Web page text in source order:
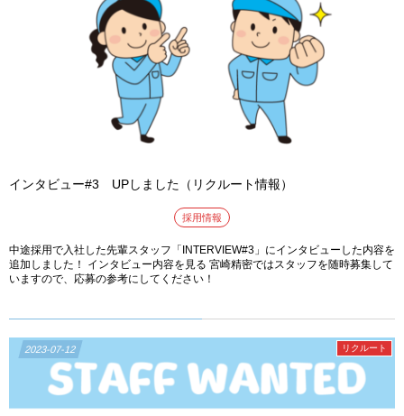
インタビュー#3 UPしました（リクルート情報）
採用情報
中途採用で入社した先輩スタッフ「INTERVIEW#3」にインタビューした内容を
追加しました！ インタビュー内容を見る 宮崎精密ではスタッフを随時募集して
いますので、応募の参考にしてください！
2023-07-12 リクルート